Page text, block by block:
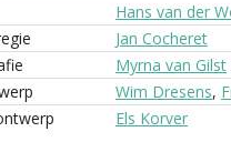
Hans van der
Jan Cocheret
Myrna van Gilst
Wim Dresens,
Els Korver